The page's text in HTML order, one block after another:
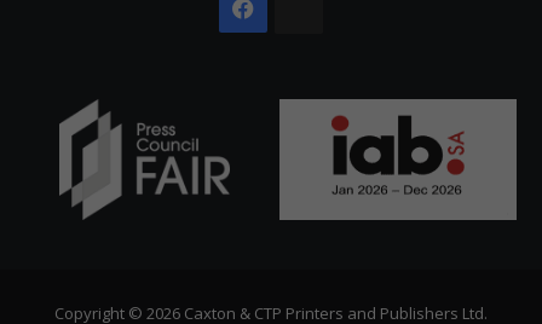
Copyright © 2026 Caxton & CTP Printers and Publishers Ltd.